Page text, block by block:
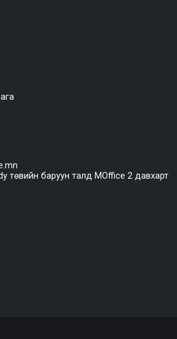
төвийн баруун талд MOffice 2 давхарт